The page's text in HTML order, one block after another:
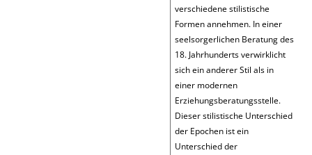
verschiedene stilistische
Formen annehmen. In einer
seelsorgerlichen Beratung des
18. Jahrhunderts verwirklicht
sich ein anderer Stil als in
einer modernen
Erziehungsberatungsstelle.
Dieser stilistische Unterschied
der Epochen ist ein
Unterschied der